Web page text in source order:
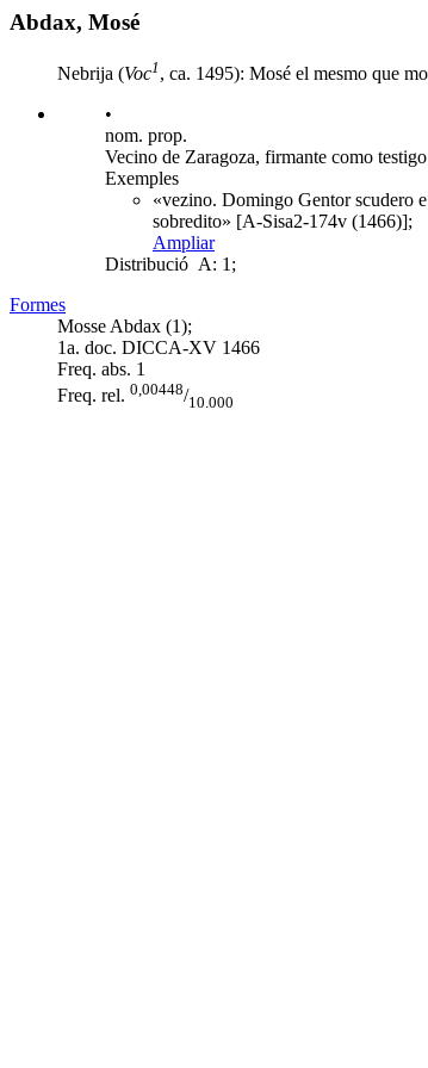
Abdax, Mosé
Nebrija (Voc1 , ca. 1495): Mosé el mesmo que
•
nom. prop.
Vecino de Zaragoza, firmante como
Exemples
«vezino. Domingo Gentor scudero
sobredito» [A-Sisa2-174v (1466)];
Ampliar
Distribució A: 1;
Formes
Mosse Abdax (1);
1a. doc. DICCA-XV 1466
Freq. abs. 1
Freq. rel. 0,00448/10.000